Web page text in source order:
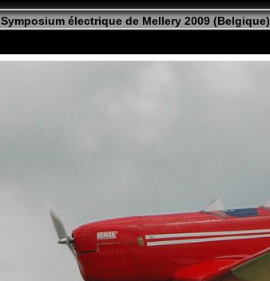
Symposium électrique de Mellery 2009 (Belgique)